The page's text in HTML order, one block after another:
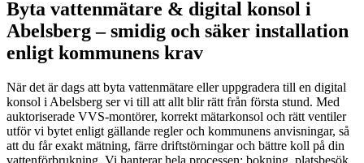
Byta vattenmätare & digital konsol i
Abelsberg – smidig och säker installation
enligt kommunens krav
När det är dags att byta vattenmätare eller uppgradera till en digital
konsol i Abelsberg ser vi till att allt blir rätt från första stund. Med
auktoriserade VVS-montörer, korrekt mätarkonsol och rätt ventiler
utför vi bytet enligt gällande regler och kommunens anvisningar, så
att du får exakt mätning, färre driftstörningar och bättre koll på din
vattenförbrukning. Vi hanterar hela processen: bokning, platsbesök,